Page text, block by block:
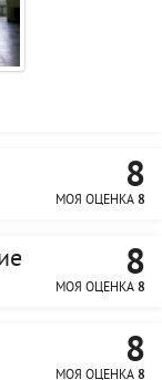
8
МОЯ ОЦЕНКА 8
8
МОЯ ОЦЕНКА 8
8
МОЯ ОЦЕНКА 8